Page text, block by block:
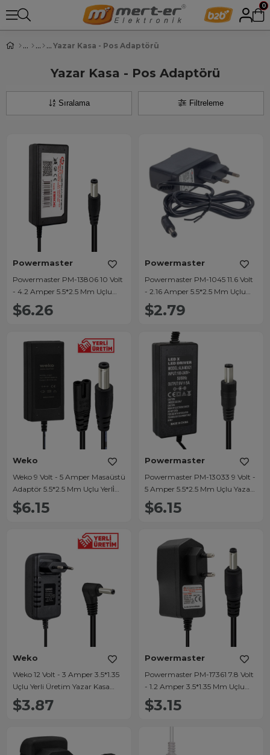
0
Yazar Kasa - Pos Adaptörü
Yazar Kasa - Pos Adaptörü
Filtreleme
Sıralama
Powermaster
Powermaster PM-13806 10 Volt
- 4.2 Amper 5.5*2.5 Mm Uçlu
Yazar Kasa Adaptör
$6.26
Powermaster
Powermaster PM-1045 11.6 Volt
- 2.16 Amper 5.5*2.5 Mm Uçlu
Plastik Kasa Adaptör (Verifone
Yazar Kasa Pos Cihazı)
$2.79
Weko
Weko 9 Volt - 5 Amper Masaüstü
Adaptör 5.5*2.5 Mm Uçlu Yerli̇
Üreti̇m
$6.15
Powermaster
Powermaster PM-13033 9 Volt -
5 Amper 5.5*2.5 Mm Uçlu Yazar
Kasa / Pos Makinesi Masaüstü
Adaptör
$6.15
Weko
Weko 12 Volt - 3 Amper 3.5*1.35
Uçlu Yerli Üretim Yazar Kasa
POS Adaptörü
$3.87
Powermaster
Powermaster PM-17361 7.8 Volt
- 1.2 Amper 3.5*1.35 Mm Uçlu
Plastik Kasa Adaptör
$3.15